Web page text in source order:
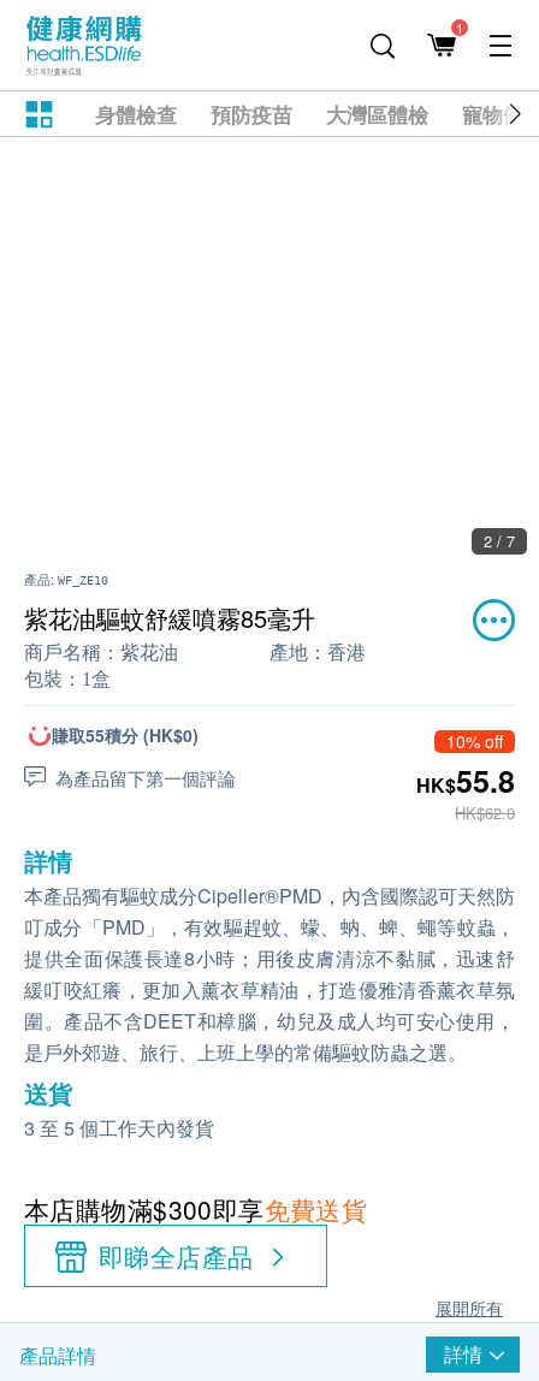
1
身體檢查 預防疫苗 大灣區體檢 寵物健
2 / 7
產品: WF_ZE10
紫花油驅蚊舒緩噴霧85毫升
商戶名稱： 紫花油 產地： 香港
包裝： 1盒
賺取55積分 (HK$0)
為產品留下第一個評論
10% off
HK$55.8
HK$62.0
詳情
本產品獨有驅蚊成分Cipeller®PMD，內含國際認可天然防
叮成分「PMD」，有效驅趕蚊、蠓、蚋、蜱、蠅等蚊蟲，
提供全面保護長達8小時；用後皮膚清涼不黏膩，迅速舒
緩叮咬紅癢，更加入薰衣草精油，打造優雅清香薰衣草氛
圍。產品不含DEET和樟腦，幼兒及成人均可安心使用，
是戶外郊遊、旅行、上班上學的常備驅蚊防蟲之選。
送貨
3 至 5 個工作天內發貨
本店購物滿$300即享免費送貨
即睇全店產品
展開所有
產品詳情 詳情